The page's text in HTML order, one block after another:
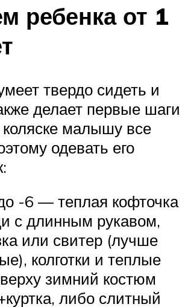
ребенка от 1
твердо сидеть и
делает первые шаги
коляске малышу все
одевать его
-6 — теплая кофточка
с длинным рукавом,
или свитер (лучше
колготки и теплые
зимний костюм
либо слитный